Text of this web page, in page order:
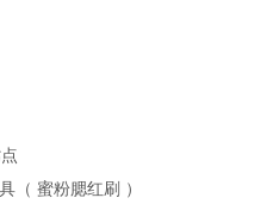
（ 蜜粉腮红刷 ）